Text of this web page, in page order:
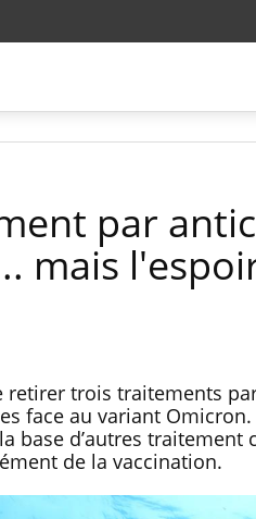
par
mais
retirer trois traitements
face au variant
base d’autres
de la vaccination.